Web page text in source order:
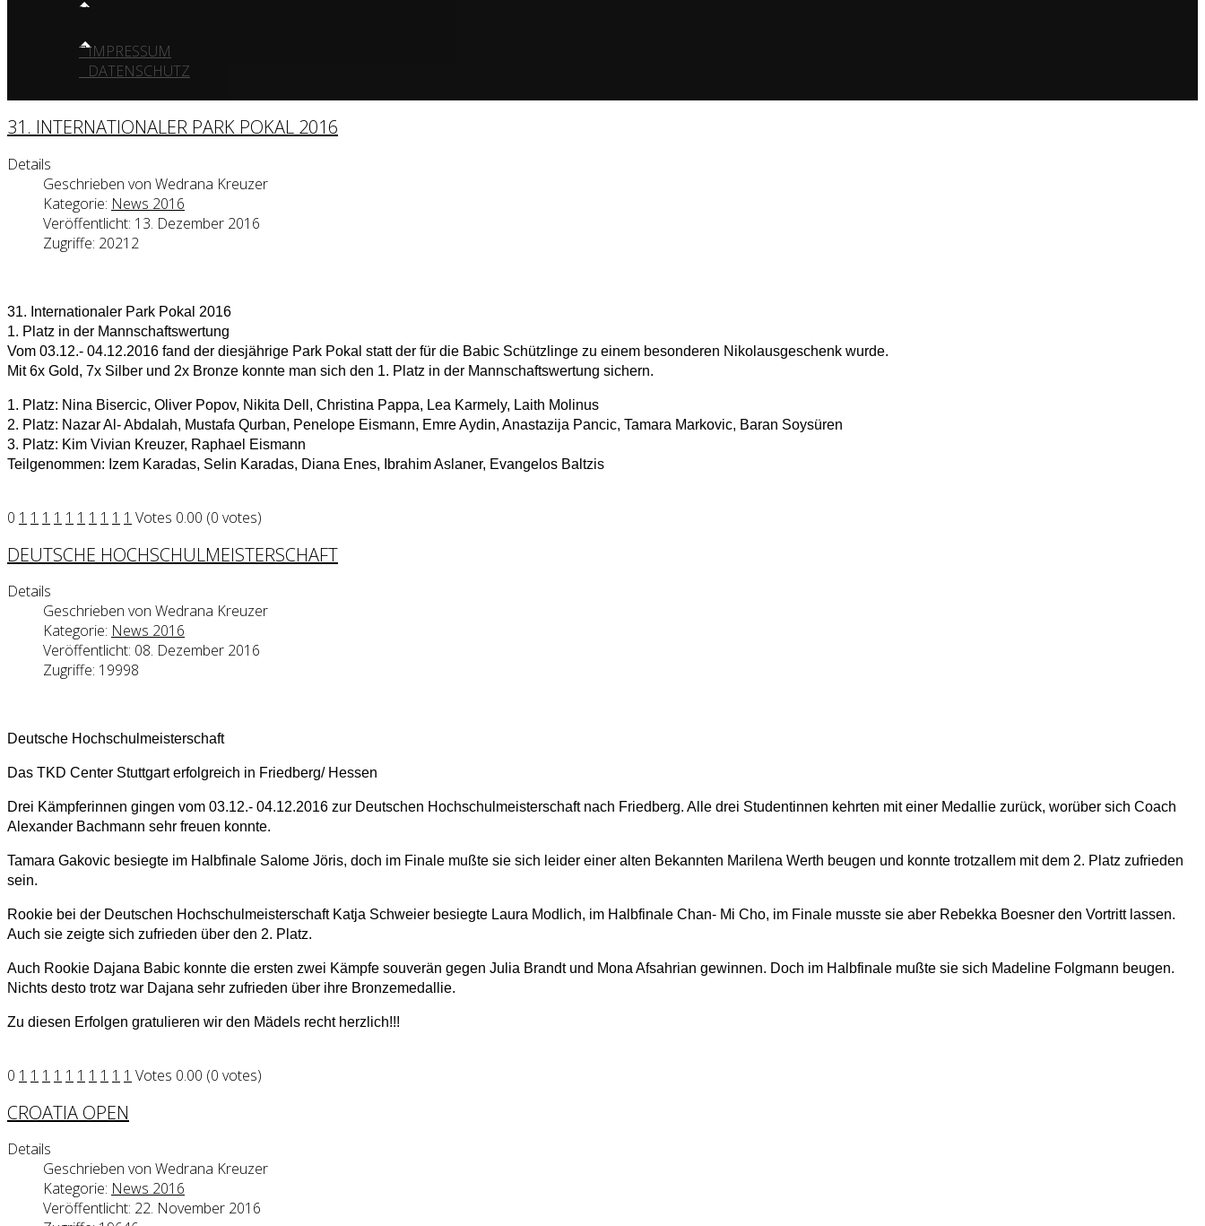
KONTAKT
IMPRESSUM
DATENSCHUTZ
31. INTERNATIONALER PARK POKAL 2016
Details
Geschrieben von Wedrana Kreuzer
Kategorie: News 2016
Veröffentlicht: 13. Dezember 2016
Zugriffe: 20212
31. Internationaler Park Pokal 2016
1. Platz in der Mannschaftswertung
Vom 03.12.- 04.12.2016 fand der diesjährige Park Pokal statt der für die Babic Schützlinge zu einem besonderen Nikolausgeschenk wurde.
Mit 6x Gold, 7x Silber und 2x Bronze konnte man sich den 1. Platz in der Mannschaftswertung sichern.
1. Platz: Nina Bisercic, Oliver Popov, Nikita Dell, Christina Pappa, Lea Karmely, Laith Molinus
2. Platz: Nazar Al- Abdalah, Mustafa Qurban, Penelope Eismann, Emre Aydin, Anastazija Pancic, Tamara Markovic, Baran Soysüren
3. Platz: Kim Vivian Kreuzer, Raphael Eismann
Teilgenommen: Izem Karadas, Selin Karadas, Diana Enes, Ibrahim Aslaner, Evangelos Baltzis
0 1 1 1 1 1 1 1 1 1 1 Votes 0.00 (0 votes)
DEUTSCHE HOCHSCHULMEISTERSCHAFT
Details
Geschrieben von Wedrana Kreuzer
Kategorie: News 2016
Veröffentlicht: 08. Dezember 2016
Zugriffe: 19998
Deutsche Hochschulmeisterschaft
Das TKD Center Stuttgart erfolgreich in Friedberg/ Hessen
Drei Kämpferinnen gingen vom 03.12.- 04.12.2016 zur Deutschen Hochschulmeisterschaft nach Friedberg. Alle drei Studentinnen kehrten mit einer Medallie zurück, worüber sich Coach
Alexander Bachmann sehr freuen konnte.
Tamara Gakovic besiegte im Halbfinale Salome Jöris, doch im Finale mußte sie sich leider einer alten Bekannten Marilena Werth beugen und konnte trotzallem mit dem 2. Platz zufrieden
sein.
Rookie bei der Deutschen Hochschulmeisterschaft Katja Schweier besiegte Laura Modlich, im Halbfinale Chan- Mi Cho, im Finale musste sie aber Rebekka Boesner den Vortritt lassen.
Auch sie zeigte sich zufrieden über den 2. Platz.
Auch Rookie Dajana Babic konnte die ersten zwei Kämpfe souverän gegen Julia Brandt und Mona Afsahrian gewinnen. Doch im Halbfinale mußte sie sich Madeline Folgmann beugen.
Nichts desto trotz war Dajana sehr zufrieden über ihre Bronzemedallie.
Zu diesen Erfolgen gratulieren wir den Mädels recht herzlich!!!
0 1 1 1 1 1 1 1 1 1 1 Votes 0.00 (0 votes)
CROATIA OPEN
Details
Geschrieben von Wedrana Kreuzer
Kategorie: News 2016
Veröffentlicht: 22. November 2016